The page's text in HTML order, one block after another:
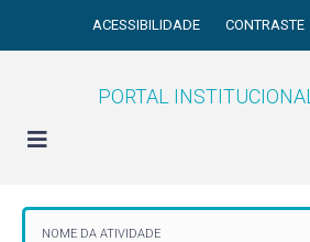
ACESSIBILIDADE CONTRASTE
PORTAL INSTITUCIONAL
NOME DA ATIVIDADE